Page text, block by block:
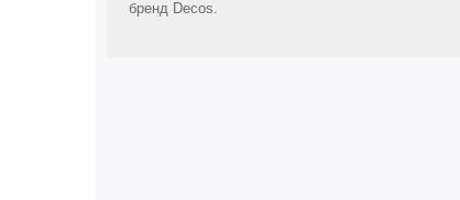
бренд Decos.